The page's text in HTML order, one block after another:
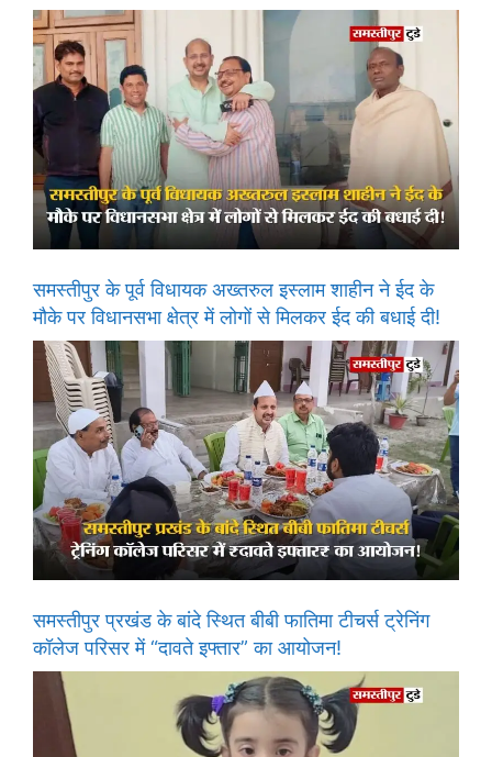
समस्तीपुर के पूर्व विधायक अख्तरुल इस्लाम शाहीन ने ईद के
मौके पर विधानसभा क्षेत्र में लोगों से मिलकर ईद की बधाई दी!
समस्तीपुर प्रखंड के बांदे स्थित बीबी फातिमा टीचर्स ट्रेनिंग
कॉलेज परिसर में “दावते इफ्तार” का आयोजन!